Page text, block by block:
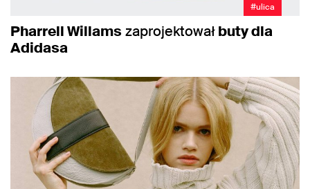
#ulica
Pharrell Willams zaprojektowałbuty dla
Adidasa